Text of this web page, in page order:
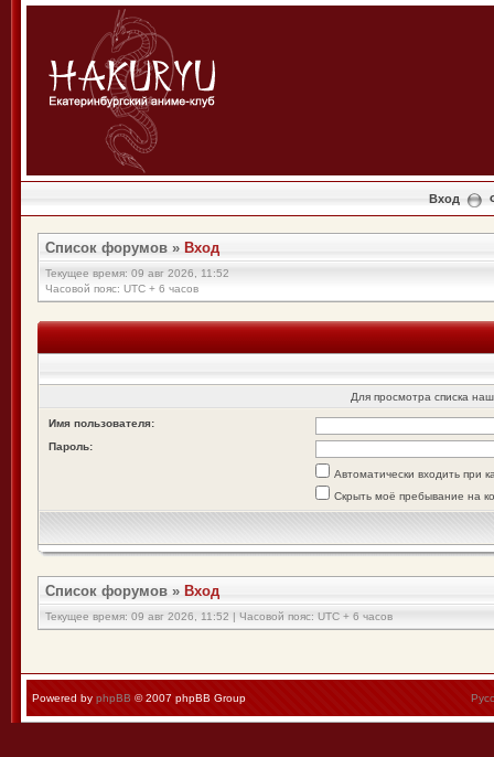
Вход
Список форумов » Вход
Текущее время: 09 авг 2026, 11:52
Часовой пояс: UTC + 6 часов
Для просмотра списка
Имя пользователя:
Пароль:
Автоматически входить при
Скрыть моё пребывание на
Список форумов » Вход
Текущее время: 09 авг 2026, 11:52 | Часовой пояс: UTC + 6 часов
Powered by phpBB © 2007 phpBB Group